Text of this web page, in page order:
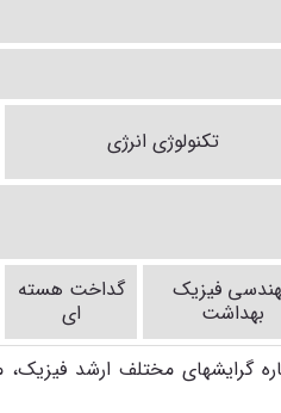
تکنولوژی انرژی
فیزیک
بهداشت
گداخت هسته
ای
گرایشهای مختلف ارشد